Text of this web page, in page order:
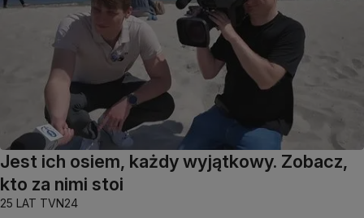
Jest ich osiem, każdy wyjątkowy. Zobacz,
kto za nimi stoi
25 LAT TVN24